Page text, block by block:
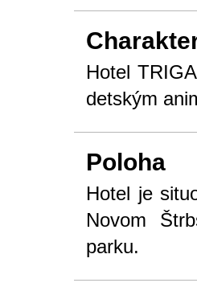
Hotel
detským
Poloha
Hotel je
Novom
parku.